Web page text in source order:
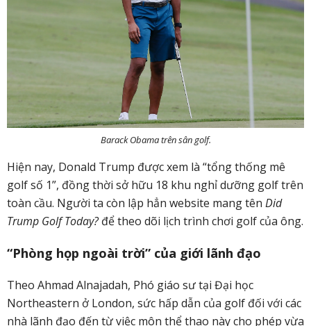
Barack Obama trên sân golf.
Hiện nay, Donald Trump được xem là “tổng thống mê
golf số 1”, đồng thời sở hữu 18 khu nghỉ dưỡng golf trên
toàn cầu. Người ta còn lập hẳn website mang tên Did
Trump Golf Today?để theo dõi lịch trình chơi golf của ông.
“Phòng họp ngoài trời” của giới lãnh đạo
Theo Ahmad Alnajadah, Phó giáo sư tại Đại học
Northeastern ở London, sức hấp dẫn của golf đối với các
nhà lãnh đạo đến từ việc môn thể thao này cho phép vừa